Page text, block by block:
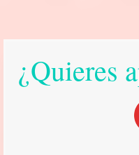
¿Quieres